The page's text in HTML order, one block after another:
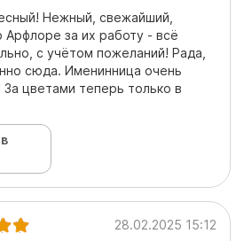
Нежный, свежайший,
за их работу - всё
с учётом пожеланий! Рада,
сюда. Именинница очень
цветами теперь только в
28.02.2025 15:12